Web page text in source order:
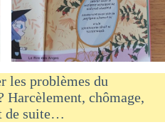
les problèmes du
Harcèlement, chômage,
de suite…